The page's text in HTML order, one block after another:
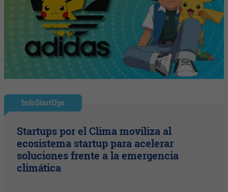
InfoStartUps
Startups por el Clima moviliza al
ecosistema startup para acelerar
soluciones frente a la emergencia
climática